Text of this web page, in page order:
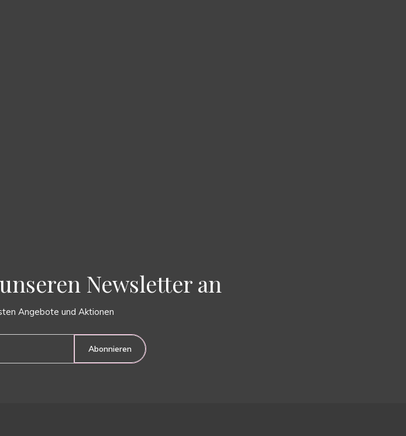
Newsletter an
Angebote und Aktionen
Abonnieren